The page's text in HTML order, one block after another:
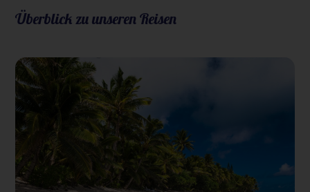
Überblick zu unseren Reisen